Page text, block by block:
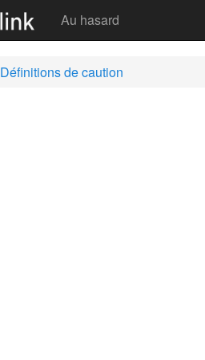
Au hasard
Définitions de caution
Caution